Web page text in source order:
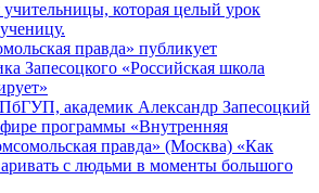
правда» публикует
Запесоцкого «Российская школа